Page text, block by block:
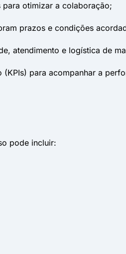
otimizar a colaboração;
prazos e condições
atendimento e logística de
(KPIs) para acompanhar a
pode incluir: